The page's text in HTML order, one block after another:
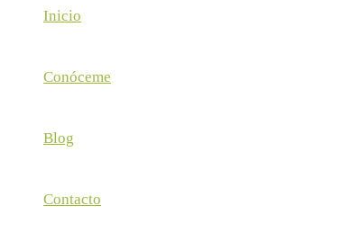
Inicio
Conóceme
Blog
Contacto